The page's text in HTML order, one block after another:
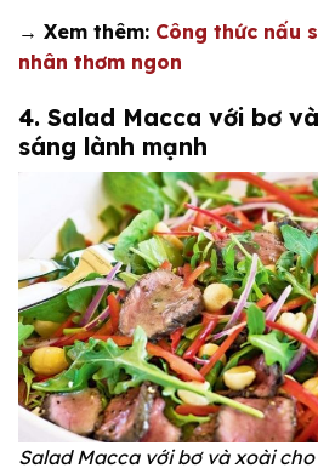
→ Xem thêm: Công thức nấu
nhân thơm ngon
4. Salad Macca với bơ
sáng lành mạnh
Salad Macca với bơ và xoài